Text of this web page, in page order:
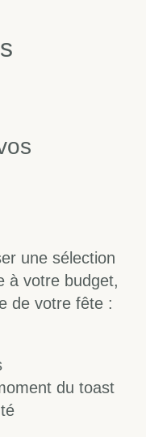
s
une sélection
à votre budget,
de votre fête :
du toast